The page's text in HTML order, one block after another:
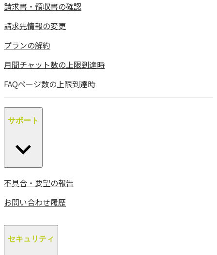
請求書・領収書の確認
請求先情報の変更
プランの解約
月間チャット数の上限到達時
FAQページ数の上限到達時
サポート
不具合・要望の報告
お問い合わせ履歴
セキュリティ